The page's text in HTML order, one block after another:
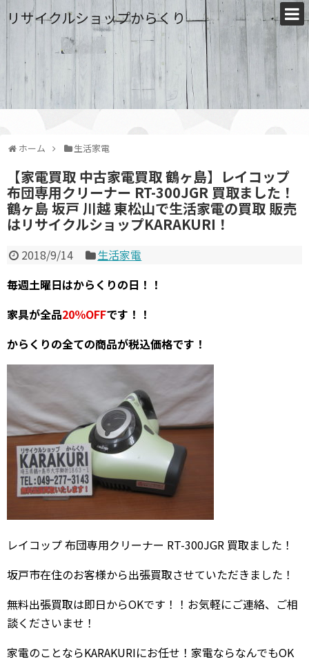
リサイクルショップからくり
ホーム 生活家電
【家電買取 中古家電買取 鶴ヶ島】レイコップ
布団専用クリーナー RT-300JGR 買取ました！
鶴ヶ島 坂戸 川越 東松山で生活家電の買取 販売
はリサイクルショップKARAKURI！
2018/9/14
生活家電
毎週土曜日はからくりの日！！
家具が全品20％OFFです！！
からくりの全ての商品が税込価格です！
レイコップ 布団専用クリーナー RT-300JGR 買取ました！
坂戸市在住のお客様から出張買取させていただきました！
無料出張買取は即日からOKです！！お気軽にご連絡、ご相
談くださいませ！
家電のことならKARAKURIにお任せ！家電ならなんでもOK